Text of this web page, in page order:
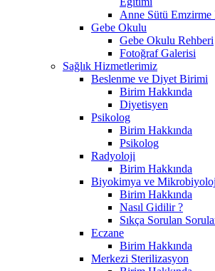
Anne Sütü Emzirme
Gebe Okulu
Gebe Okulu Rehberi
Fotoğraf Galerisi
Sağlık Hizmetlerimiz
Beslenme ve Diyet Birimi
Birim Hakkında
Diyetisyen
Psikolog
Birim Hakkında
Psikolog
Radyoloji
Birim Hakkında
Biyokimya ve
Birim Hakkında
Nasıl Gidilir ?
Sıkça Sorulan
Eczane
Birim Hakkında
Merkezi Sterilizasyon